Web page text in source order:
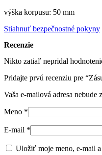
výška korpusu: 50 mm
Stiahnuť bezpečnostné pokyny
Recenzie
Nikto zatiaľ nepridal
Pridajte prvú recenziu pre
Vaša e-mailová adresa nebude
Meno *
E-mail *
Uložiť moje meno, e-mail